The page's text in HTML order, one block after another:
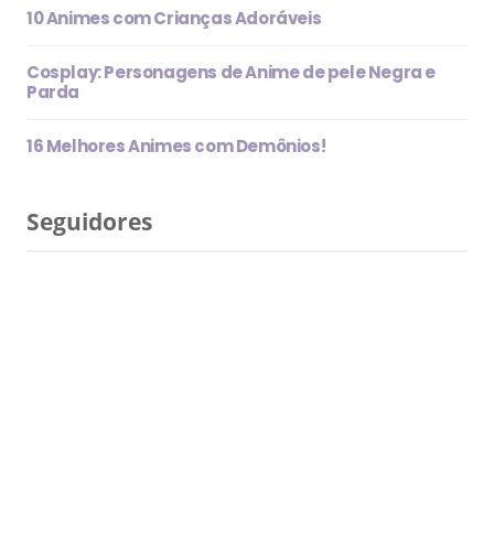
10 Animes com Crianças Adoráveis
Cosplay: Personagens de Anime de pele Negra e
Parda
16 Melhores Animes com Demônios!
Seguidores